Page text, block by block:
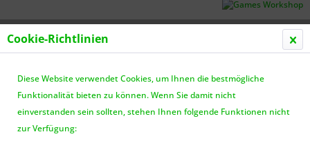
Cookie-Richtlinien
Diese Website verwendet Cookies, um Ihnen die bestmögliche
Funktionalität bieten zu können. Wenn Sie damit nicht
einverstanden sein sollten, stehen Ihnen folgende Funktionen nicht
zur Verfügung: